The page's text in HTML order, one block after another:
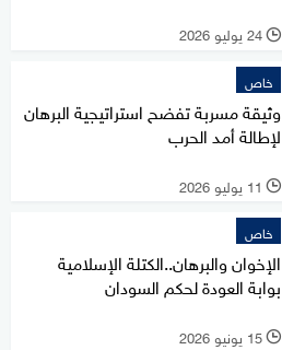
l 24 يوليو 2026
خاص
وثيقة مسربة تفضح استراتيجية البرهان
لإطالة أمد الحرب
l 11 يوليو 2026
خاص
الإخوان والبرهان..الكتلة الإسلامية
بوابة العودة لحكم السودان
l 15 يونيو 2026